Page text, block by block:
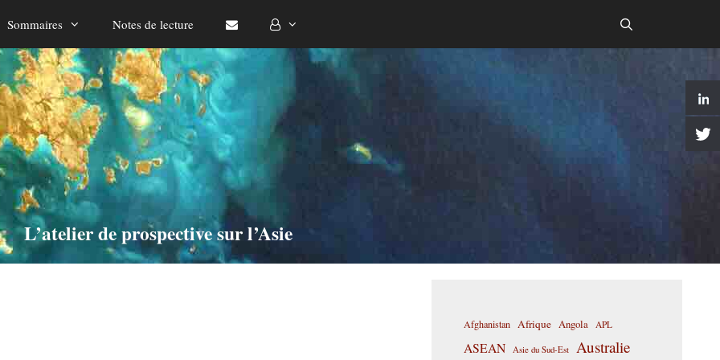
Sommaires Notes de lecture
L’atelier de prospective sur l’Asie
Afghanistan Afrique Angola APL
ASEAN Asie du Sud-Est Australie